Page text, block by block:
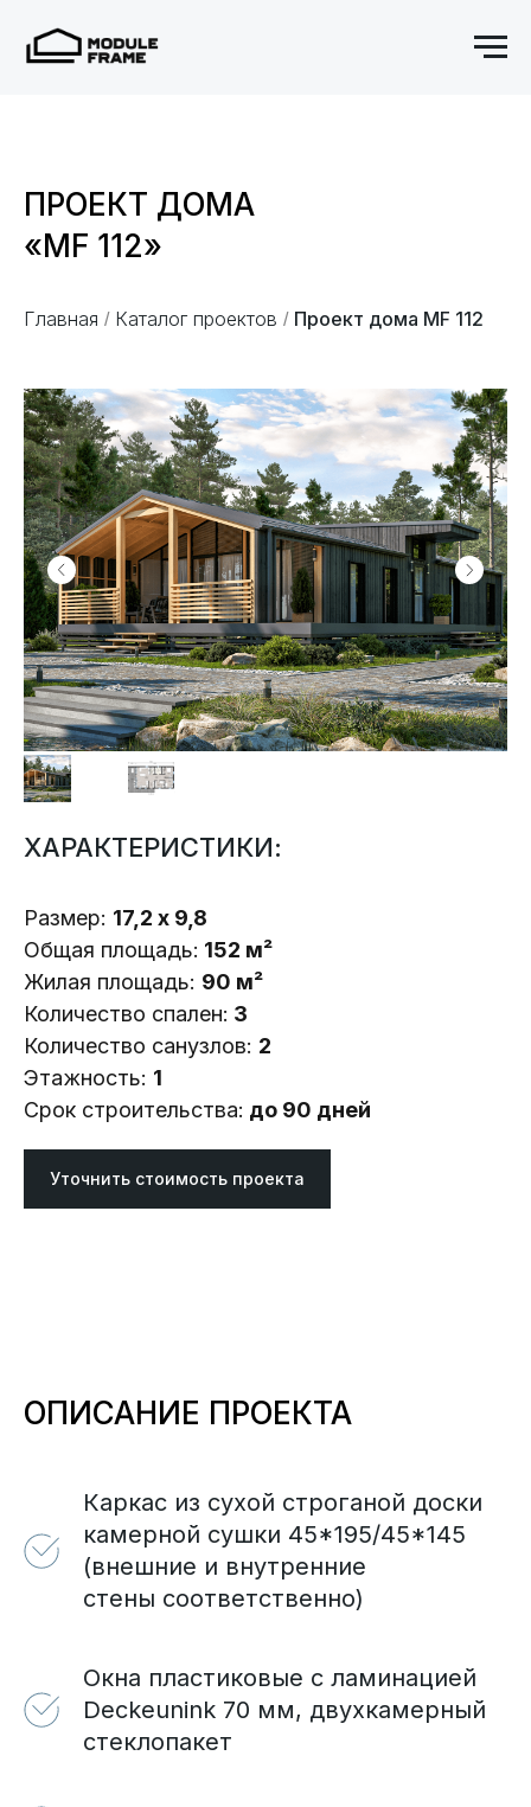
ПРОЕКТ ДОМА
«MF 112»
Главная / Каталог проектов / Проект дома MF 112
ХАРАКТЕРИСТИКИ:
Размер: 17,2 х 9,8
Общая площадь: 152 м²
Жилая площадь: 90 м²
Количество спален: 3
Количество санузлов: 2
Этажность: 1
Срок строительства: до 90 дней
Уточнить стоимость проекта
ОПИСАНИЕ ПРОЕКТА
Каркас из сухой строганой доски
камерной сушки 45*195/45*145
(внешние и внутренние
стены соответственно)
Окна пластиковые с ламинацией
Deckeunink 70 мм, двухкамерный
стеклопакет